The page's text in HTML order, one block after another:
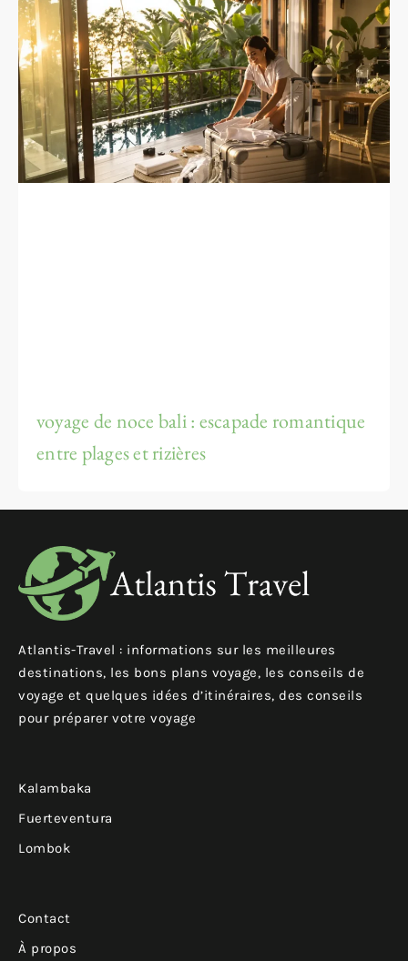
voyage de noce bali : escapade romantique
entre plages et rizières
Atlantis-Travel : informations sur les meilleures
destinations, les bons plans voyage, les conseils de
voyage et quelques idées d’itinéraires, des conseils
pour préparer votre voyage
Kalambaka
Fuerteventura
Lombok
Contact
À propos